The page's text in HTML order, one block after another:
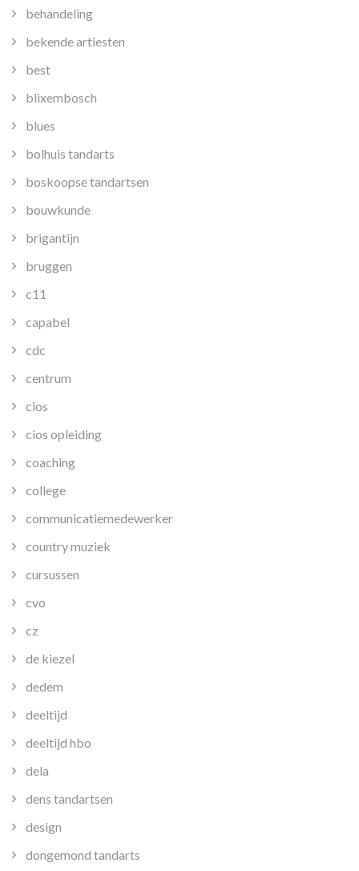
behandeling
bekende artiesten
best
blixembosch
blues
bolhuis tandarts
boskoopse tandartsen
bouwkunde
brigantijn
bruggen
c11
capabel
cdc
centrum
cios
cios opleiding
coaching
college
communicatiemedewerker
country muziek
cursussen
cvo
cz
de kiezel
dedem
deeltijd
deeltijd hbo
dela
dens tandartsen
design
dongemond tandarts